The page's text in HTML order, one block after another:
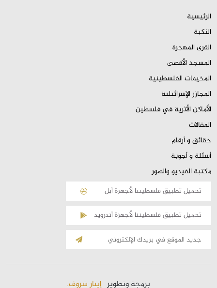
الرئيسية
النكبة
القرى المهجرة
المسجد الأقصى
المخيمات الفلسطينية
المجازر الإسرائيلية
الأماكن الأثرية في فلسطين
المقالات
حقائق و أرقام
أسئلة و أجوبة
مكتبة الفيديو والصور
تحميل تطبيق فلسطيننا لأجهزة أبل
تحميل تطبيق فلسطيننا لأجهزة أندرويد
برمجة وتطويرإيثار شروف.